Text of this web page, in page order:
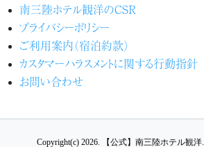
南三陸ホテル観洋のCSR
プライバシーポリシー
ご利用案内（宿泊約款）
カスタマーハラスメントに関する行動指針
お問い合わせ
Copyright(c) 2026. 【公式】南三陸ホテル観洋.